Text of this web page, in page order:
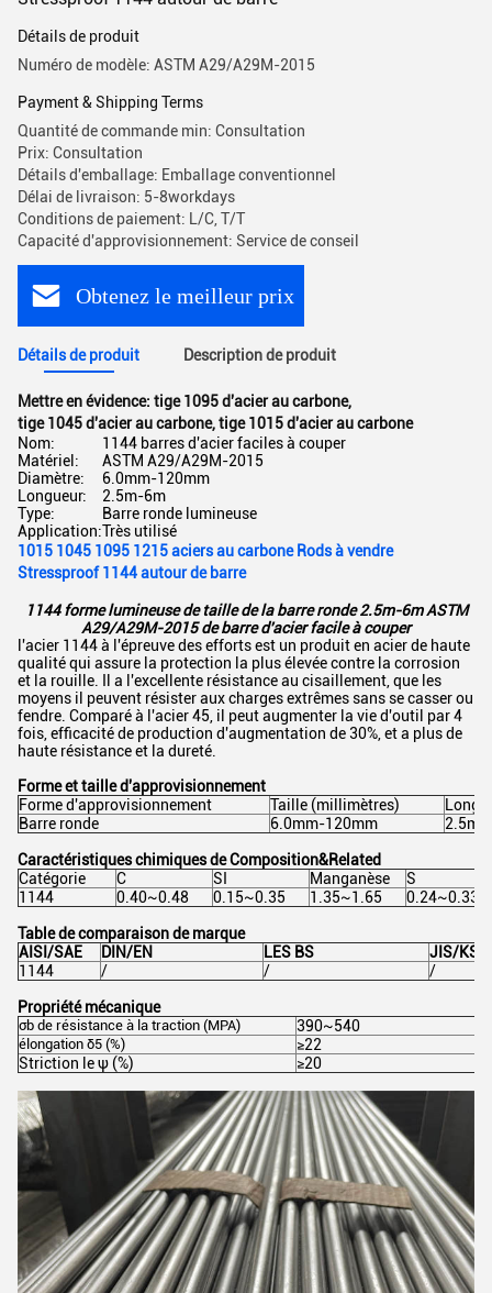
Détails de produit
Numéro de modèle: ASTM A29/A29M-2015
Payment & Shipping Terms
Quantité de commande min: Consultation
Prix: Consultation
Détails d'emballage: Emballage conventionnel
Délai de livraison: 5-8workdays
Conditions de paiement: L/C, T/T
Capacité d'approvisionnement: Service de conseil
Obtenez le meilleur prix
Détails de produit Description de produit
Mettre en évidence: tige 1095 d'acier au carbone,
tige 1045 d'acier au carbone,tige 1015 d'acier au carbone
Nom:
1144 barres d'acier faciles à couper
Matériel:
ASTM A29/A29M-2015
Diamètre:
6.0mm-120mm
Longueur:
2.5m-6m
Type:
Barre ronde lumineuse
Application:Très utilisé
1015 1045 1095 1215 aciers au carbone Rods à vendre
Stressproof 1144 autour de barre
1144 forme lumineuse de taille de la barre ronde 2.5m-6m ASTM
A29/A29M-2015 de barre d'acier facile à couper
l'acier 1144 à l'épreuve des efforts est un produit en acier de haute
qualité qui assure la protection la plus élevée contre la corrosion
et la rouille. Il a l'excellente résistance au cisaillement, que les
moyens il peuvent résister aux charges extrêmes sans se casser ou
fendre. Comparé à l'acier 45, il peut augmenter la vie d'outil par 4
fois, efficacité de production d'augmentation de 30%, et a plus de
haute résistance et la dureté.
Forme et taille d'approvisionnement
Forme d'approvisionnement
Taille (millimètres)
Barre ronde
6.0mm-120mm 2.5m-
Caractéristiques chimiques de Composition&Related
Catégorie
C SI Manganèse
S
1144
0.40~0.48 0.15~0.35 1.35~1.65 0.24~0.33
Table de comparaison de marque
AISI/SAE
DIN/EN LES BS
JIS/KS
1144
/ / /
Propriété mécanique
σb de résistance à la traction (MPA) 390~540
élongation δ5 (%)
≥22
Striction leψ (%) ≥20